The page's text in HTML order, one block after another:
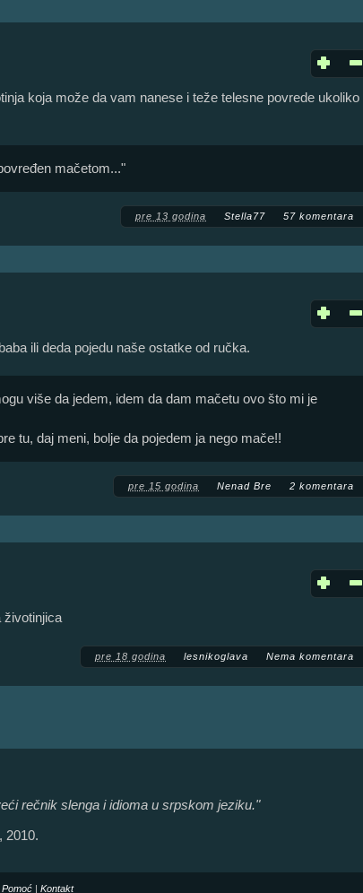
koja može da vam nanese i teže telesne povrede ukoliko
mačetom..."
pre 13 godina Stella77 57 komentara
ili deda pojedu naše ostatke od ručka.
više da jedem, idem da dam mačetu ovo što mi je
tu, daj meni, bolje da pojedem ja nego mače!!
pre 15 godina Nenad Bre 2 komentara
životinjica
pre 18 godina lesnikoglava Nema komentara
rečnik slenga i idioma u srpskom jeziku."
2010.
Pomoć | Kontakt